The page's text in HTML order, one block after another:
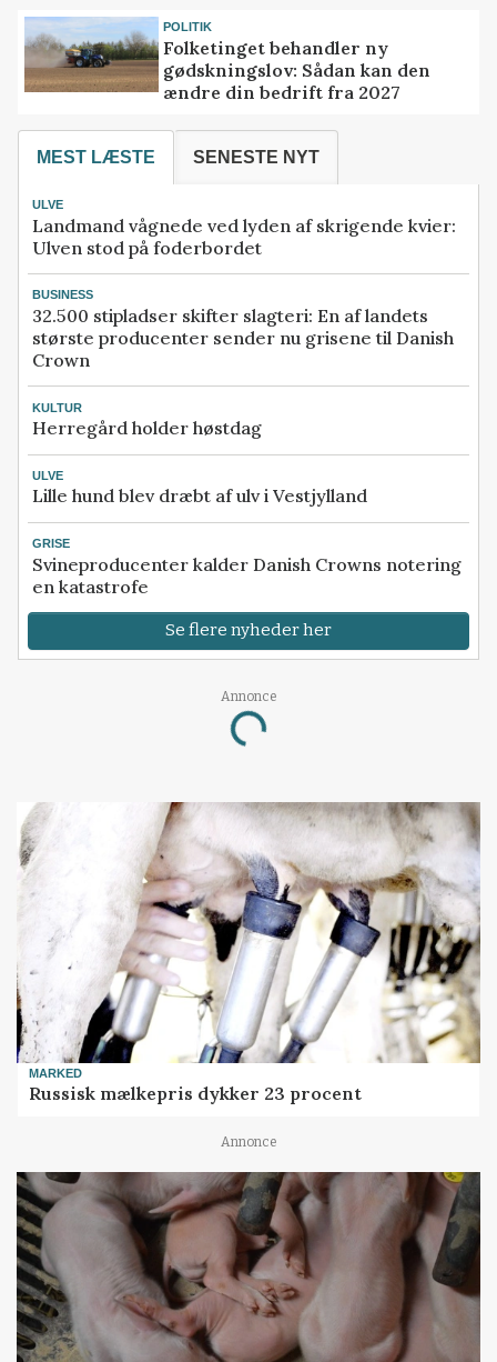
POLITIK
Folketinget behandler ny
gødskningslov: Sådan kan den
ændre din bedrift fra 2027
MEST LÆSTE SENESTE NYT
ULVE
Landmand vågnede ved lyden af skrigende kvier:
Ulven stod på foderbordet
BUSINESS
32.500 stipladser skifter slagteri: En af landets
største producenter sender nu grisene til Danish
Crown
KULTUR
Herregård holder høstdag
ULVE
Lille hund blev dræbt af ulv i Vestjylland
GRISE
Svineproducenter kalder Danish Crowns notering
en katastrofe
Se flere nyheder her
Annonce
Loading...
MARKED
Russisk mælkepris dykker 23 procent
Annonce